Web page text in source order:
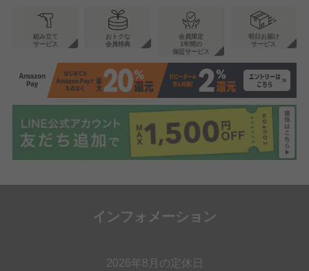
組み立て
サービス
おトクな
会員特典
会員限定
1年間の
保証サービス
明日お届け
サービス
インフォメーション
2026年8月の定休日